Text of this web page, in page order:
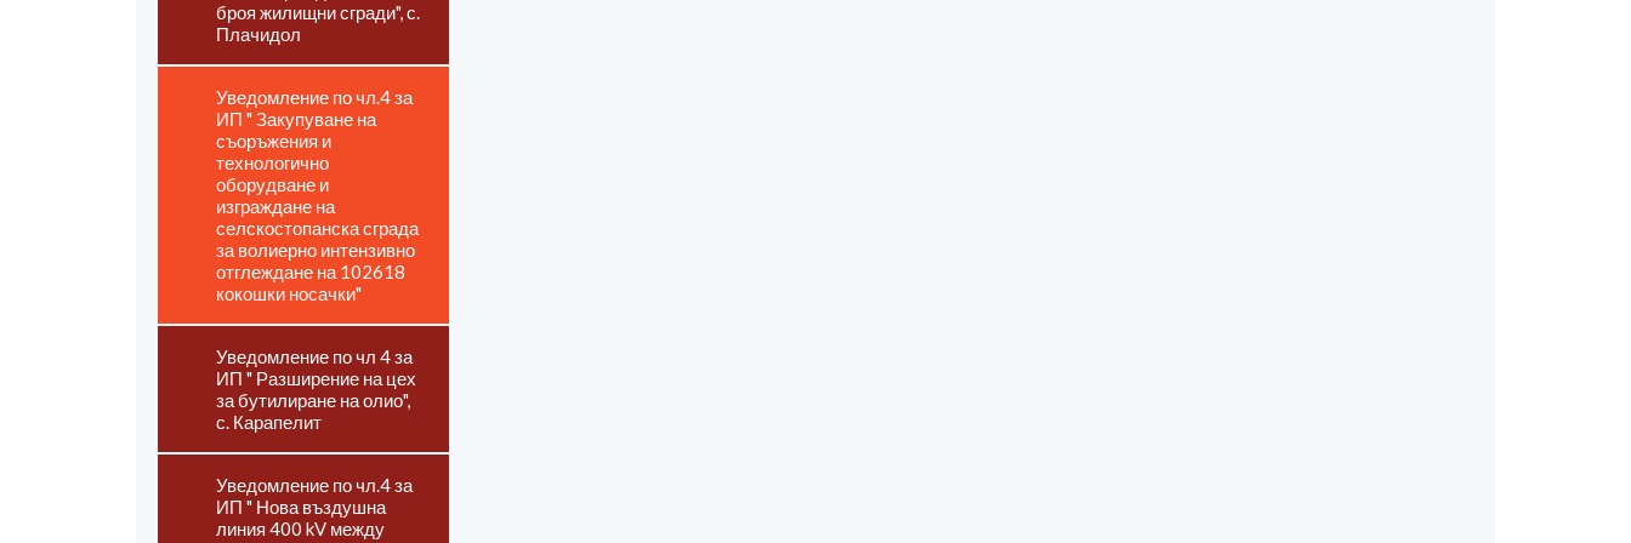
броя жилищни сгради", с.
Плачидол
Уведомление по чл.4 за
ИП " Закупуване на
съоръжения и
технологично
оборудване и
изграждане на
селскостопанска сграда
за волиерно интензивно
отглеждане на 102618
кокошки носачки"
Уведомление по чл 4 за
ИП " Разширение на цех
за бутилиране на олио",
с. Карапелит
Уведомление по чл.4 за
ИП " Нова въздушна
линия 400 kV между